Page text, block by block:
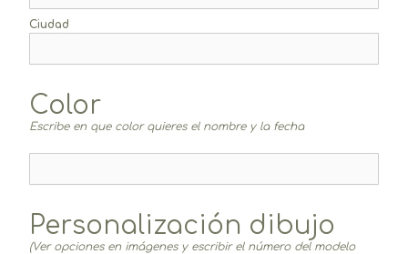
Ciudad
Color
Escribe en que color quieres el nombre y la fecha
Personalización dibujo
(Ver opciones en imágenes y escribir el número del modelo